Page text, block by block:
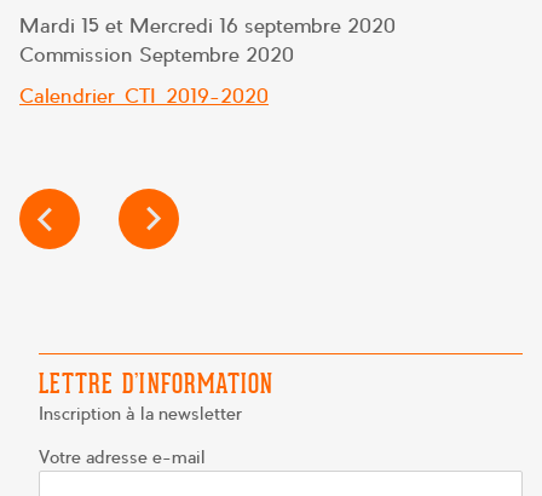
Mardi 15 et Mercredi 16 septembre 2020
Commission Septembre 2020
Calendrier_CTI_2019-2020
NAVIGATION
DE
LETTRE D’INFORMATION
Inscription à la newsletter
Votre adresse e-mail